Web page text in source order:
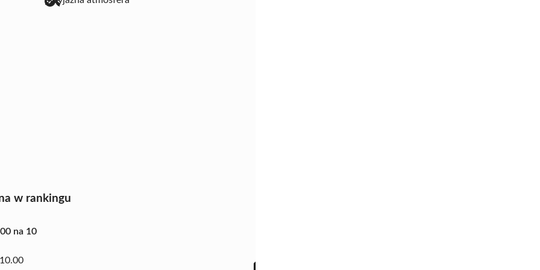
w rankingu
na 10
10.00